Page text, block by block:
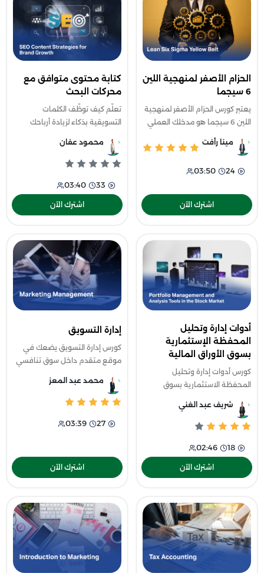
الحزام الأصفر لمنهجية اللين
6 سيجما
يعتبر كورس الحزام الأصفر لمنهجية
اللين 6 سيجما هو مدخلك العملي
وتقليل الهدر داخل المؤسسات
مينا رأفت
24
03:50
اشترك الآن
كتابة محتوى متوافق مع
محركات البحث
تعلّم كيف توظّف الكلمات
التسويقية بذكاء لزيادة أرباحك
متوافق مع محركات البحث،
واكتشف أسرار صناعة محتوى
محمود عفان
33
03:40
اشترك الآن
أدوات إدارة وتحليل
المحفظة الإستثمارية
بسوق الأوراق المالية
كورس أدوات إدارة وتحليل
المحفظة الاستثمارية بسوق
على قراءة مؤشرات السوق المالي
بدقة واحتراف، وفهم الجوانب
شريف عبد الغني
18
02:46
اشترك الآن
إدارة التسويق
كورس إدارة التسويق يضعك في
موقع متقدم داخل سوق تنافسي
التسويقية بالكامل، وفهم سلوك
المستهلك بشكل واقعي، بالإضافة
محمد عبد المعز
27
03:39
اشترك الآن